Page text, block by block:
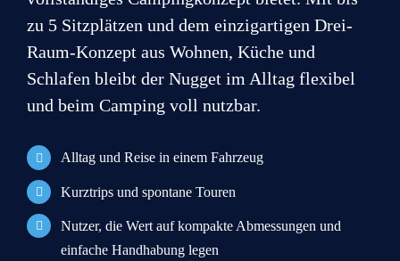
zu 5 Sitzplätzen und dem einzigartigen Drei-
Raum-Konzept aus Wohnen, Küche und
Schlafen bleibt der Nugget im Alltag flexibel
und beim Camping voll nutzbar.
Alltag und Reise in einem Fahrzeug
Kurztrips und spontane Touren
Nutzer, die Wert auf kompakte Abmessungen und
einfache Handhabung legen
l
*
Telefon
T
e
e
o
nA
n
s
c
h
g
s
t
g
M
t
t
e
i
l
u
D
a
t
e
gelesen habe.
KOSTENLOS BEWERTEN